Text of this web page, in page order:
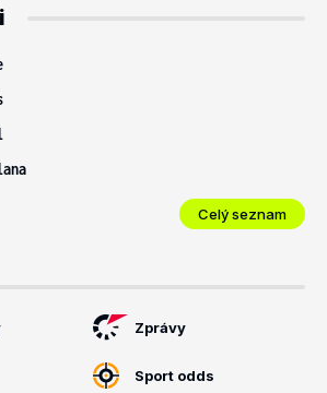
Celý seznam
Zprávy
Sport odds